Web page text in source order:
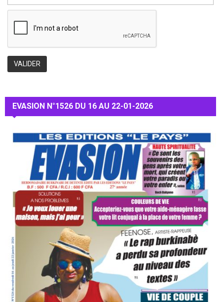
EVASION N°1526 DU 16 AU 22-01-2026